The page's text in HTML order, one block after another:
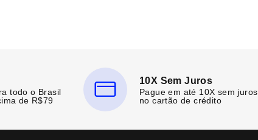
todo o Brasil
de R$79
10X Sem Juros
Pague em até 10X sem juros
no cartão de crédito